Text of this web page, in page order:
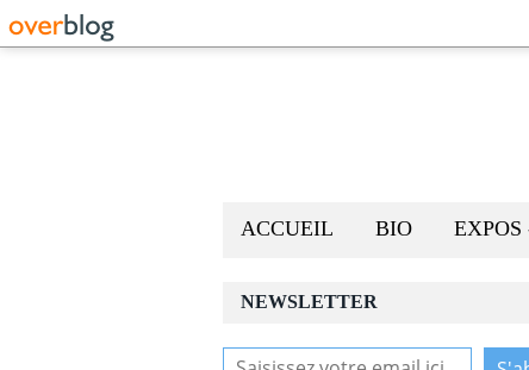
ACCUEIL BIO EXPOS
NEWSLETTER